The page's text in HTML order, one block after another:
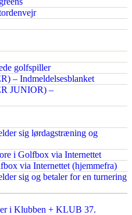
golfspiller
– Indmeldelsesblanket
JUNIOR) –
sig lørdagstræning og
i Golfbox via Internettet
via Internettet (hjemmefra)
sig og betaler for en turnering
i Klubben + KLUB 37.